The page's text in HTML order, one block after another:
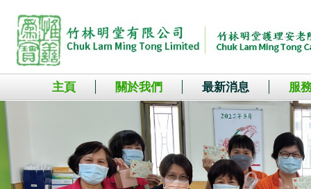
主頁 關於我們 最新消息 服